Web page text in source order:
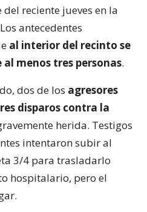
reciente jueves en la
antecedentes
al interior del recinto se
menos tres personas.
dos de los agresores
disparos contra la
herida. Testigos
intentaron subir al
3/4 para trasladarlo
hospitalario, pero el